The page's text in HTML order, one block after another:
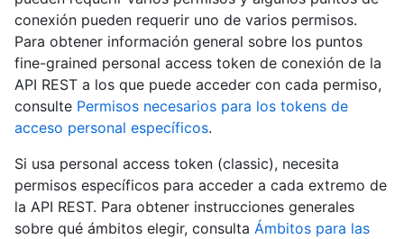
conexión pueden requerir uno de varios permisos.
Para obtener información general sobre los puntos
fine-grained personal access token de conexión de la
API REST a los que puede acceder con cada permiso,
consulte Permisos necesarios para los tokens de
acceso personal específicos.
Si usa personal access token (classic), necesita
permisos específicos para acceder a cada extremo de
la API REST. Para obtener instrucciones generales
sobre qué ámbitos elegir, consulta Ámbitos para las